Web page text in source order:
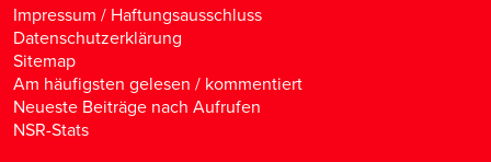
Impressum / Haftungsausschluss
Datenschutzerklärung
Sitemap
Am häufigsten gelesen / kommentiert
Neueste Beiträge nach Aufrufen
NSR-Stats